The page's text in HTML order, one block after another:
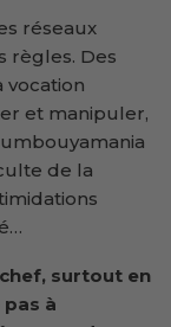
réseaux
règles. Des
vocation
et manipuler,
de la
surtout en
à